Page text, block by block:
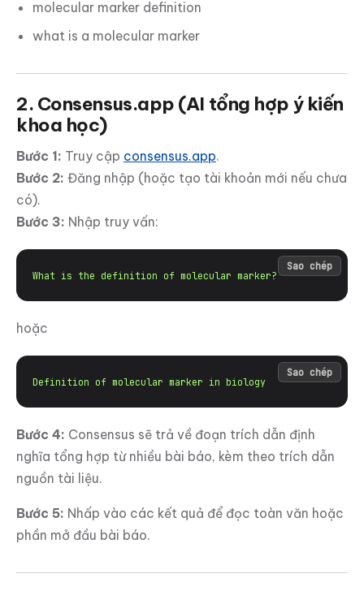
molecular marker definition
what is a molecular marker
2. Consensus.app (AI tổng hợp ý kiến
khoa học)
Bước 1: Truy cập consensus.app.
Bước 2: Đăng nhập (hoặc tạo tài khoản mới nếu chưa
có).
Bước 3: Nhập truy vấn:
What is the definition of molecular marker?
Sao chép
hoặc
Definition of molecular marker in biology
Sao chép
Bước 4: Consensus sẽ trả về đoạn trích dẫn định
nghĩa tổng hợp từ nhiều bài báo, kèm theo trích dẫn
nguồn tài liệu.
Bước 5: Nhấp vào các kết quả để đọc toàn văn hoặc
phần mở đầu bài báo.